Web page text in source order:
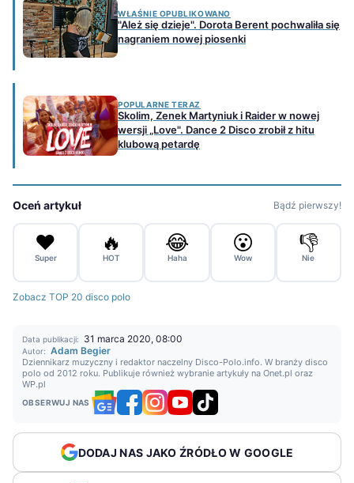
WŁAŚNIE OPUBLIKOWANO
"Ależ się dzieje". Dorota Berent pochwaliła się
nagraniem nowej piosenki
POPULARNE TERAZ
Skolim, Zenek Martyniuk i Raider w nowej
wersji „Love". Dance 2 Disco zrobił z hitu
klubową petardę
Oceń artykuł Bądź pierwszy!
❤️
Super
🔥
HOT
😂
Haha
😮
Wow
👎
Nie
Zobacz TOP 20 disco polo
Data publikacji: 31 marca 2020, 08:00
Autor: Adam Begier
Dziennikarz muzyczny i redaktor naczelny Disco-Polo.info. W branży disco
polo od 2012 roku. Publikuje również wybranie artykuły na Onet.pl oraz
WP.pl
OBSERWUJ NAS
DODAJ NAS JAKO ŹRÓDŁO W GOOGLE